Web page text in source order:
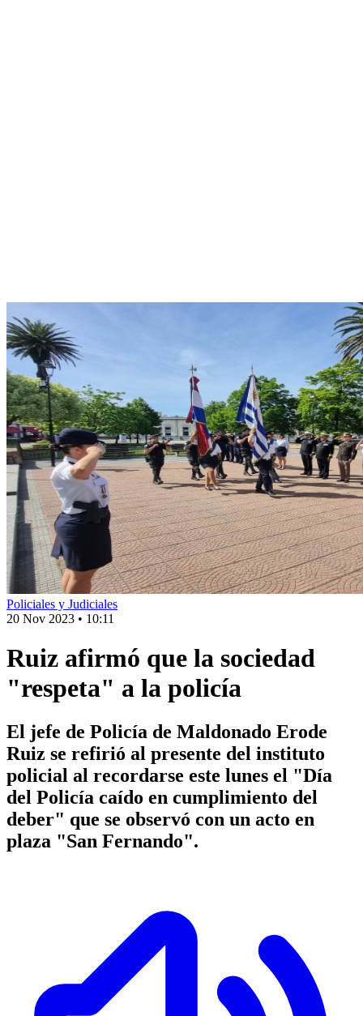
Policiales y Judiciales
20 Nov 2023 • 10:11
Ruiz afirmó que la sociedad
"respeta" a la policía
El jefe de Policía de Maldonado Erode
Ruiz se refirió al presente del instituto
policial al recordarse este lunes el "Día
del Policía caído en cumplimiento del
deber" que se observó con un acto en
plaza "San Fernando".